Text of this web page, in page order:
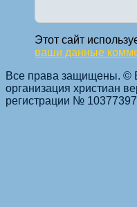
Этот сайт
ваши данные
Все права защищены. ©
организация христиан
регистрации №